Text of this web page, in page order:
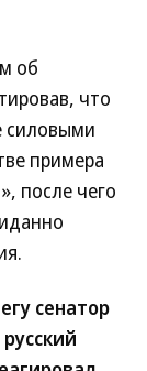
об
что
силовыми
примера
после чего
сенатор